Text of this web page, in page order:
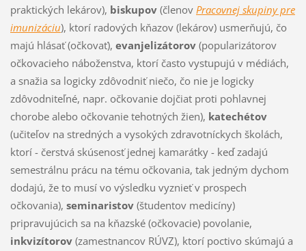
praktických lekárov), biskupov(členov Pracovnej skupiny pre
imunizáciu), ktorí radových kňazov (lekárov) usmerňujú, čo
majú hlásať (očkovať), evanjelizátorov(popularizátorov
očkovacieho náboženstva, ktorí často vystupujú v médiách,
a snažia sa logicky zdôvodniť niečo, čo nie je logicky
zdôvodniteľné, napr. očkovanie dojčiat proti pohlavnej
chorobe alebo očkovanie tehotných žien), katechétov
(učiteľov na stredných a vysokých zdravotníckych školách,
ktorí - čerstvá skúsenosť jednej kamarátky - keď zadajú
semestrálnu prácu na tému očkovania, tak jedným dychom
dodajú, že to musí vo výsledku vyznieť v prospech
očkovania), seminaristov(študentov medicíny)
pripravujúcich sa na kňazské (očkovacie) povolanie,
inkvizítorov(zamestnancov RÚVZ), ktorí poctivo skúmajú a